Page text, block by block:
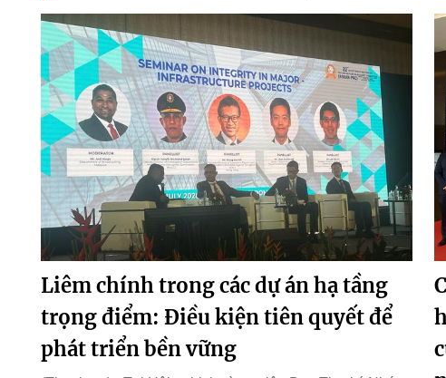
Liêm chính trong các dự án hạ tầng
trọng điểm: Điều kiện tiên quyết để
phát triển bền vững